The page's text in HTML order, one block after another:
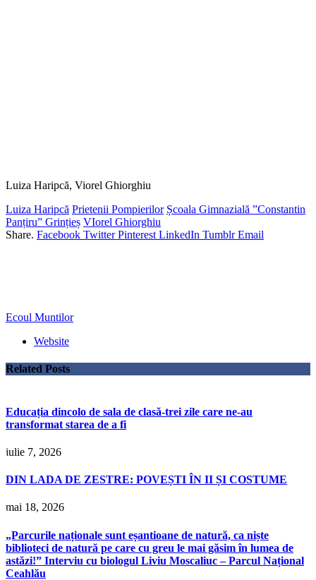
Luiza Haripcă, Viorel Ghiorghiu
Luiza Haripcă Prietenii Pompierilor Școala Gimnazială ”Constantin
Panțiru” Grințieș VIorel Ghiorghiu
Share. Facebook Twitter Pinterest LinkedIn Tumblr Email
Ecoul Muntilor
Website
Related Posts
Educația dincolo de sala de clasă-trei zile care ne-au
transformat starea de a fi
iulie 7, 2026
DIN LADA DE ZESTRE: POVEȘTI ÎN II ȘI COSTUME
mai 18, 2026
„Parcurile naționale sunt eșantioane de natură, ca niște
biblioteci de natură pe care cu greu le mai găsim în lumea de
astăzi!” Interviu cu biologul Liviu Moscaliuc – Parcul Național
Ceahlău